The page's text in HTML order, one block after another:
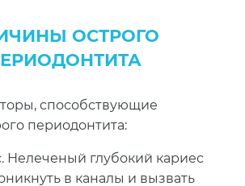
ОСТРОГО
способствующие
периодонтита:
Нелеченый глубокий кариес
в каналы и вызвать